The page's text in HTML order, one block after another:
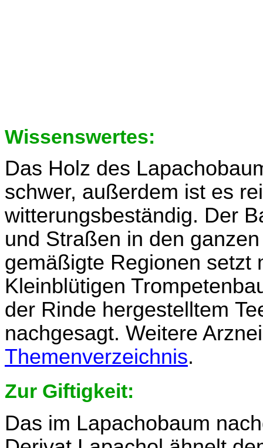
Wissenswertes:
Das Holz des
schwer, außerdem ist es
witterungsbeständig. Der
und Straßen in den
gemäßigte Regionen setzt
Kleinblütigen
der Rinde hergestelltem
nachgesagt. Weitere
Themenverzeichnis.
Zur Giftigkeit:
Das im Lapachobaum